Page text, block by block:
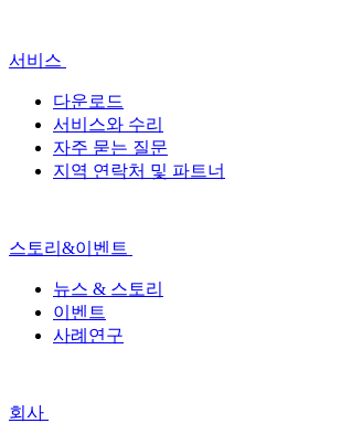
서비스
다운로드
서비스와 수리
자주 묻는 질문
지역 연락처 및 파트너
스토리&이벤트
뉴스 & 스토리
이벤트
사례연구
회사